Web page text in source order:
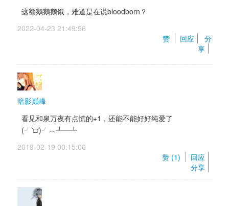
这额鹅鹅鹅饿，难道是在说bloodborn？
2022-04-23 21:49:56
赞
回应
分
享
暗影巅峰
看见和泉万夜有点慌的+1，还能不能好好纯爱了
(╯‵□′)╯︵┻━┻
2019-02-19 00:15:06
赞 (1)
回应
分享